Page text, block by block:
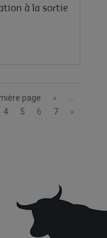
à la sortie
page «
4 5 6 7 »